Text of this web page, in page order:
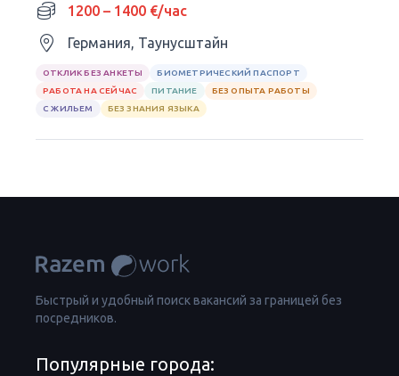
1200 – 1400 €/час
Германия, Таунусштайн
ОТКЛИК БЕЗ АНКЕТЫ
БИОМЕТРИЧЕСКИЙ ПАСПОРТ
РАБОТА НА СЕЙЧАС
ПИТАНИЕ
БЕЗ ОПЫТА РАБОТЫ
С ЖИЛЬЕМ
БЕЗ ЗНАНИЯ ЯЗЫКА
Быстрый и удобный поиск вакансий за границей без
посредников.
Популярные города: